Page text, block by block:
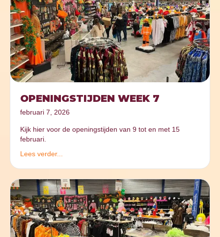
OPENINGSTIJDEN WEEK 7
februari 7, 2026
Kijk hier voor de openingstijden van 9 tot en met 15
februari.
Lees verder...